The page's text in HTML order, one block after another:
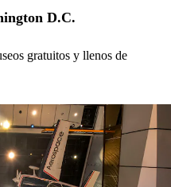
D.C.
gratuitos y llenos de